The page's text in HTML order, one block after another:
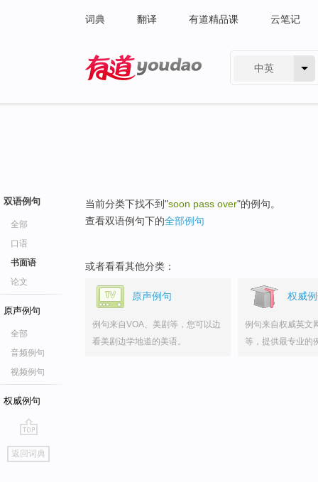
词典 翻译 有道精品课 云笔记
中英
双语例句
全部
口语
书面语
论文
原声例句
全部
音频例句
视频例句
权威例句
go
top
返回词典
当前分类下找不到"soon pass over"的例句。
查看双语例句下的全部例句
或者看看其他分类：
原声例句
例句来自VOA、美剧等，您可以边
看美剧边学地道的美语。
权威
例句来自权威英文
等，提供最专业的